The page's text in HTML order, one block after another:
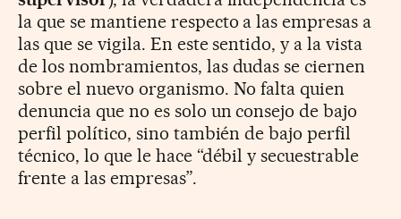
la que se mantiene respecto a las empresas a
las que se vigila. En este sentido, y a la vista
de los nombramientos, las dudas se ciernen
sobre el nuevo organismo. No falta quien
denuncia que no es solo un consejo de bajo
perfil político, sino también de bajo perfil
técnico, lo que le hace “débil y secuestrable
frente a las empresas”.